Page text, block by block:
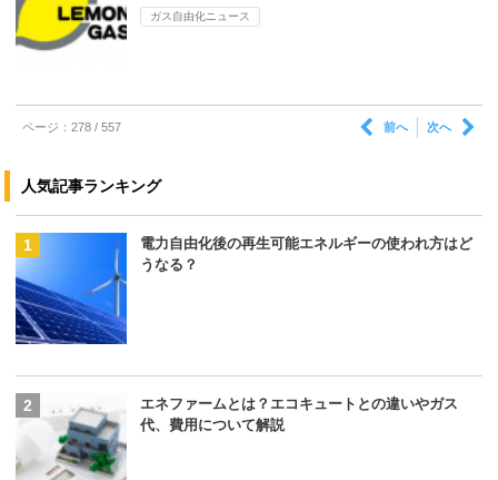
ガス自由化ニュース
ページ：278 / 557 前へ 次へ
人気記事ランキング
電力自由化後の再生可能エネルギーの使われ方はど
うなる？
エネファームとは？エコキュートとの違いやガス
代、費用について解説